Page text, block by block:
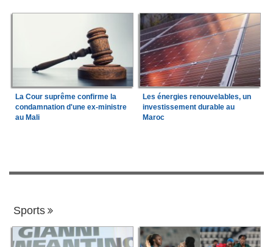
La Cour suprême confirme la
condamnation d'une ex-ministre
au Mali
Les énergies renouvelables, un
investissement durable au
Maroc
Sports